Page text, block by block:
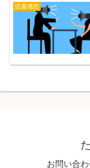
読書感想
お問い合